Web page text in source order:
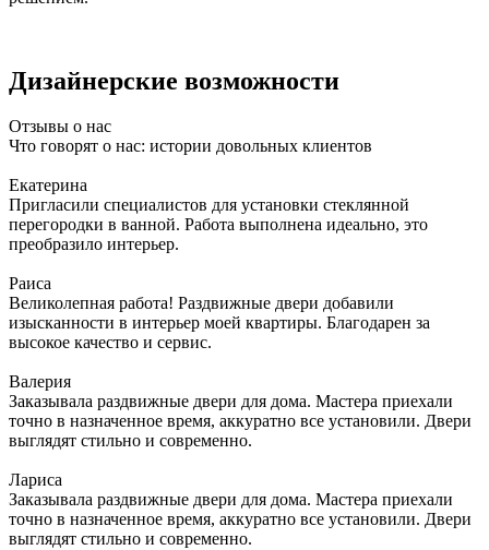
Дизайнерские возможности
Отзывы о нас
Что говорят о нас: истории довольных клиентов
Екатерина
Пригласили специалистов для установки стеклянной
перегородки в ванной. Работа выполнена идеально, это
преобразило интерьер.
Раиса
Великолепная работа! Раздвижные двери добавили
изысканности в интерьер моей квартиры. Благодарен за
высокое качество и сервис.
Валерия
Заказывала раздвижные двери для дома. Мастера приехали
точно в назначенное время, аккуратно все установили. Двери
выглядят стильно и современно.
Лариса
Заказывала раздвижные двери для дома. Мастера приехали
точно в назначенное время, аккуратно все установили. Двери
выглядят стильно и современно.